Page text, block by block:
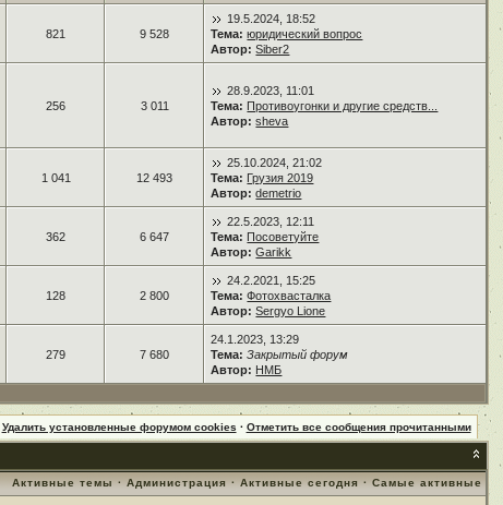
821 9 528
19.5.2024, 18:52
Тема: юридический вопрос
Автор: Siber2
256 3 011
28.9.2023, 11:01
Тема: Противоугонки и другие средств...
Автор: sheva
1 041 12 493
25.10.2024, 21:02
Тема: Грузия 2019
Автор: demetrio
362 6 647
22.5.2023, 12:11
Тема: Посоветуйте
Автор: Garikk
128 2 800
24.2.2021, 15:25
Тема: Фотохвасталка
Автор: Sergyo Lione
279 7 680
24.1.2023, 13:29
Тема: Закрытый форум
Автор: НМБ
Удалить установленные форумом cookies · Отметить все сообщения прочитанными
Активные темы ·Администрация ·Активные сегодня ·Самые активные